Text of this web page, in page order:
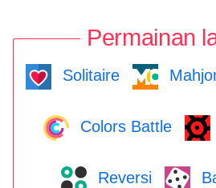
Permainan
Solitaire
Colors Battle
Reversi